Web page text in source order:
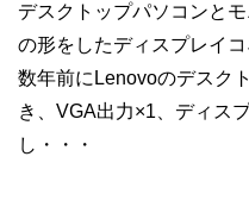
デスクトップパソコンと
の形をしたディスプレイ
数年前にLenovoのデスク
き、VGA出力×1、ディス
し・・・